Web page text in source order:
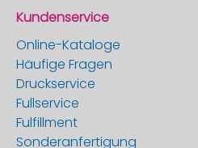
Kundenservice
Online-Kataloge
Häufige Fragen
Druckservice
Fullservice
Fulfillment
Sonderanfertigung